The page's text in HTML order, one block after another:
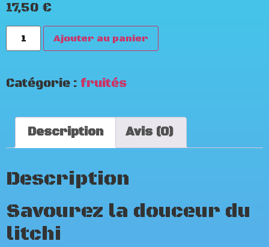
17,50 €
Ajouter au panier
Catégorie : fruités
Description Avis (0)
Description
Savourez la douceur du
litchi